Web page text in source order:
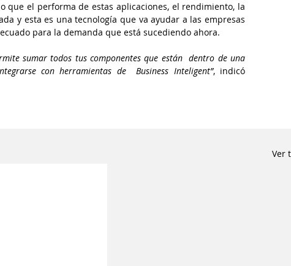
que el performa de estas aplicaciones, el rendimiento, la
y esta es una tecnología que va ayudar a las empresas
para la demanda que está sucediendo ahora.
sumar todos tus componentes que están  dentro de una
con herramientas de  Business Inteligent”, indicó
Ver